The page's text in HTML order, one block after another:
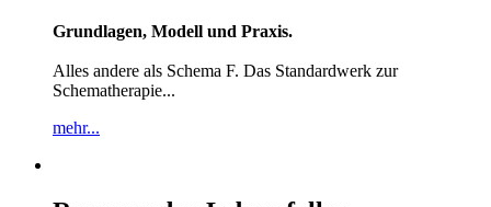
Grundlagen, Modell und Praxis.
Alles andere als Schema F. Das Standardwerk zur
Schematherapie...
mehr...